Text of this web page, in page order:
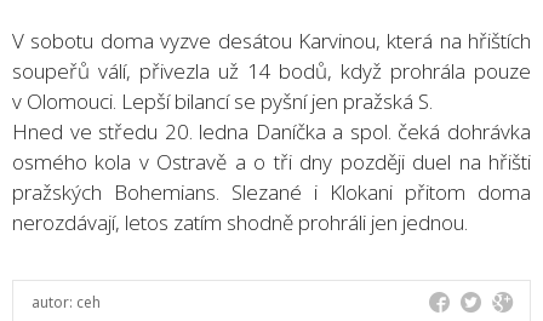
V sobotu doma vyzve desátou Karvinou, která na hřištích
soupeřů válí, přivezla už 14 bodů, když prohrála pouze
v Olomouci. Lepší bilancí se pyšní jen pražská S.
Hned ve středu 20. ledna Daníčka a spol. čeká dohrávka
osmého kola v Ostravě a o tři dny později duel na hřišti
pražských Bohemians. Slezané i Klokani přitom doma
nerozdávají, letos zatím shodně prohráli jen jednou.
autor: ceh